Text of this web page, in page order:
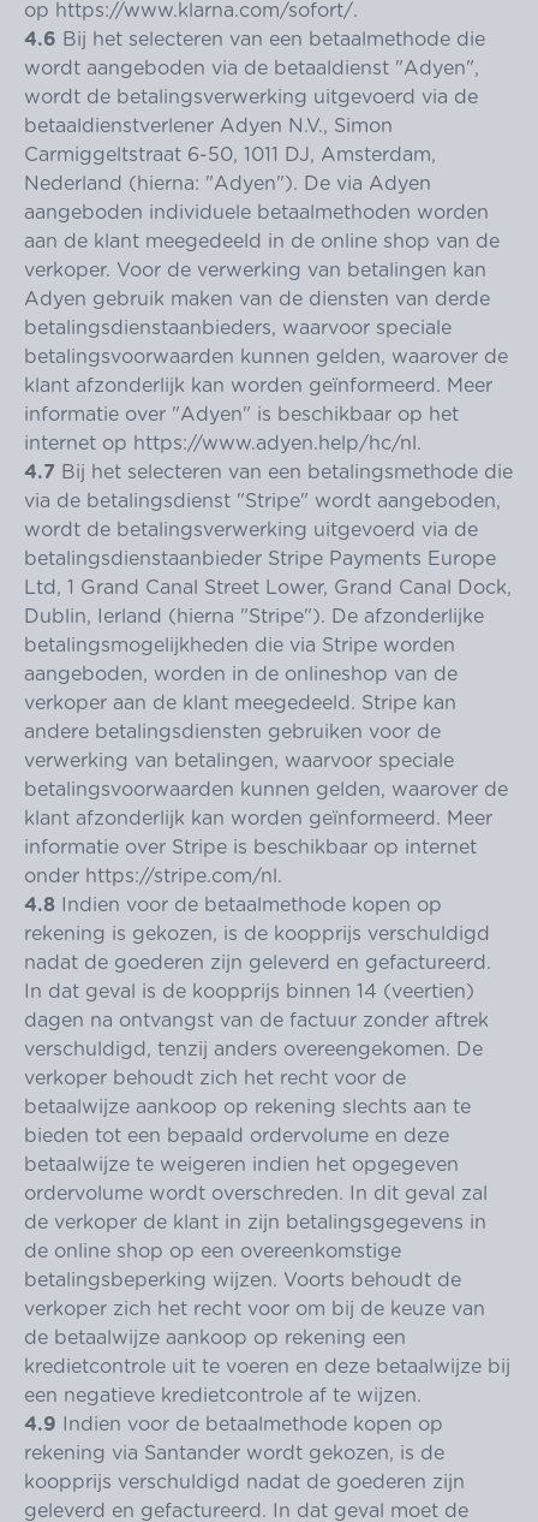
op https://www.klarna.com/sofort/.
4.6 Bij het selecteren van een betaalmethode die
wordt aangeboden via de betaaldienst "Adyen",
wordt de betalingsverwerking uitgevoerd via de
betaaldienstverlener Adyen N.V., Simon
Carmiggeltstraat 6-50, 1011 DJ, Amsterdam,
Nederland (hierna: "Adyen"). De via Adyen
aangeboden individuele betaalmethoden worden
aan de klant meegedeeld in de online shop van de
verkoper. Voor de verwerking van betalingen kan
Adyen gebruik maken van de diensten van derde
betalingsdienstaanbieders, waarvoor speciale
betalingsvoorwaarden kunnen gelden, waarover de
klant afzonderlijk kan worden geïnformeerd. Meer
informatie over "Adyen" is beschikbaar op het
internet op https://www.adyen.help/hc/nl .
4.7 Bij het selecteren van een betalingsmethode die
via de betalingsdienst "Stripe" wordt aangeboden,
wordt de betalingsverwerking uitgevoerd via de
betalingsdienstaanbieder Stripe Payments Europe
Ltd, 1 Grand Canal Street Lower, Grand Canal Dock,
Dublin, Ierland (hierna "Stripe"). De afzonderlijke
betalingsmogelijkheden die via Stripe worden
aangeboden, worden in de onlineshop van de
verkoper aan de klant meegedeeld. Stripe kan
andere betalingsdiensten gebruiken voor de
verwerking van betalingen, waarvoor speciale
betalingsvoorwaarden kunnen gelden, waarover de
klant afzonderlijk kan worden geïnformeerd. Meer
informatie over Stripe is beschikbaar op internet
onder https://stripe.com/nl .
4.8 Indien voor de betaalmethode kopen op
rekening is gekozen, is de koopprijs verschuldigd
nadat de goederen zijn geleverd en gefactureerd.
In dat geval is de koopprijs binnen 14 (veertien)
dagen na ontvangst van de factuur zonder aftrek
verschuldigd, tenzij anders overeengekomen. De
verkoper behoudt zich het recht voor de
betaalwijze aankoop op rekening slechts aan te
bieden tot een bepaald ordervolume en deze
betaalwijze te weigeren indien het opgegeven
ordervolume wordt overschreden. In dit geval zal
de verkoper de klant in zijn betalingsgegevens in
de online shop op een overeenkomstige
betalingsbeperking wijzen. Voorts behoudt de
verkoper zich het recht voor om bij de keuze van
de betaalwijze aankoop op rekening een
kredietcontrole uit te voeren en deze betaalwijze bij
een negatieve kredietcontrole af te wijzen.
4.9 Indien voor de betaalmethode kopen op
rekening via Santander wordt gekozen, is de
koopprijs verschuldigd nadat de goederen zijn
geleverd en gefactureerd. In dat geval moet de